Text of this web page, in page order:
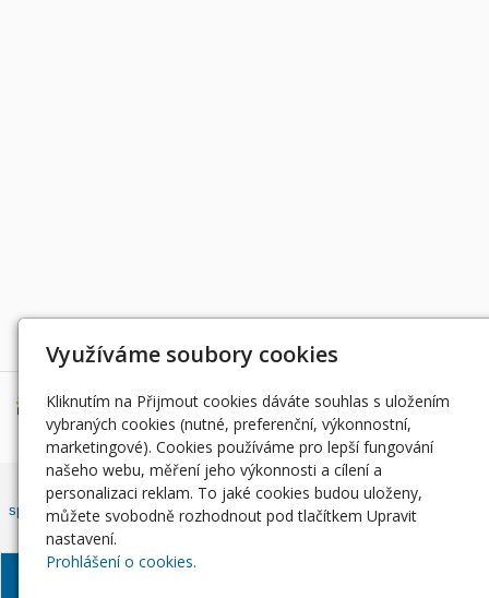
Děkujeme za podporu
Český rybářský svaz, z. s. , Západočeský územní svaz zapsán ve
spolkovém rejstříku, vedeným Městským soudem v Praze, oddíl L, vložka
© Západočeský územní
Využíváme soubory cookies
Kliknutím na Přijmout cookies dáváte souhlas s uložením
vybraných cookies (nutné, preferenční, výkonnostní,
marketingové). Cookies používáme pro lepší fungování
našeho webu, měření jeho výkonnosti a cílení a
personalizaci reklam. To jaké cookies budou uloženy,
můžete svobodně rozhodnout pod tlačítkem Upravit
nastavení.
Prohlášení o cookies.